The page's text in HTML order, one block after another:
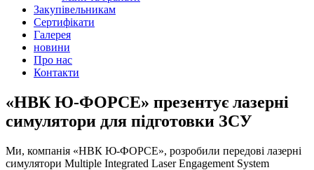
Закупівельникам
Сертифікати
Галерея
новини
Про нас
Контакти
«НВК Ю-ФОРСЕ» презентує лазерні
симулятори для підготовки ЗСУ
Ми, компанія «НВК Ю-ФОРСЕ», розробили передові лазерні
симулятори Multiple Integrated Laser Engagement System